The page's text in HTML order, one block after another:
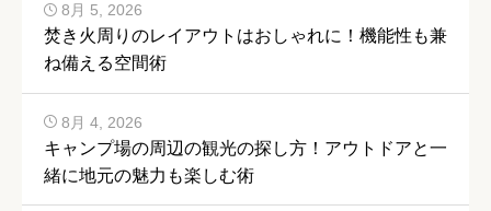
焚き火周りのレイアウトはおしゃれに！機能性も兼
ね備える空間術
8月 5, 2026
キャンプ場の周辺の観光の探し方！アウトドアと一
緒に地元の魅力も楽しむ術
8月 4, 2026